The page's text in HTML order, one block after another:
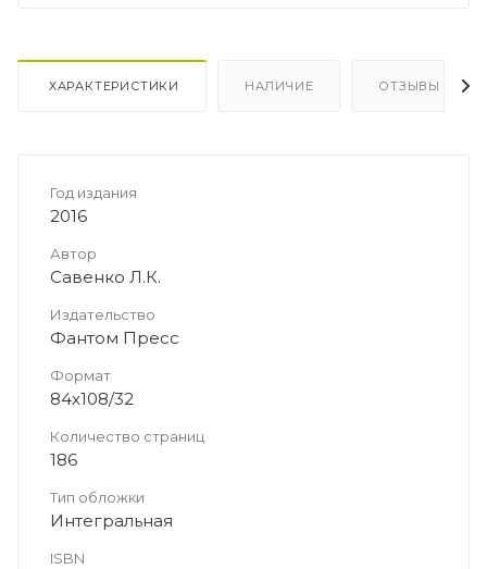
ХАРАКТЕРИСТИКИ НАЛИЧИЕ ОТЗЫВЫ
Год издания
2016
Автор
Савенко Л.К.
Издательство
Фантом Пресс
Формат
84x108/32
Количество страниц
186
Тип обложки
Интегральная
ISBN